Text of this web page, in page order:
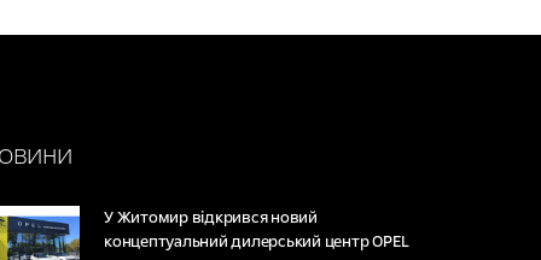
У Житомир відкрився новий
концептуальний дилерський центр OPEL